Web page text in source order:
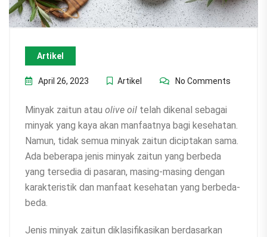
Artikel
April 26, 2023 Artikel No Comments
Minyak zaitun atau olive oil telah dikenal sebagai
minyak yang kaya akan manfaatnya bagi kesehatan.
Namun, tidak semua minyak zaitun diciptakan sama.
Ada beberapa jenis minyak zaitun yang berbeda
yang tersedia di pasaran, masing-masing dengan
karakteristik dan manfaat kesehatan yang berbeda-
beda.
Jenis minyak zaitun diklasifikasikan berdasarkan